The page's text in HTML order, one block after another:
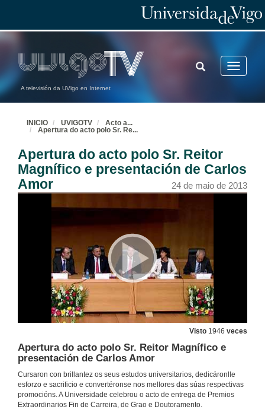
A televisión da UVigo en Internet
Toggle
TOGGLE
SEARCH
INICIO UVIGOTV Acto a...
Apertura do acto polo Sr. Re...
Apertura do acto polo Sr. Reitor
Magnífico e presentación de Carlos
Amor
24 de maio de 2013
Visto 1946 veces
Apertura do acto polo Sr. Reitor Magnífico e
presentación de Carlos Amor
Cursaron con brillantez os seus estudos universitarios, dedicáronlle
esforzo e sacrificio e convertéronse nos mellores das súas respectivas
promocións. A Universidade celebrou o acto de entrega de Premios
Extraordinarios Fin de Carreira, de Grao e Doutoramento.